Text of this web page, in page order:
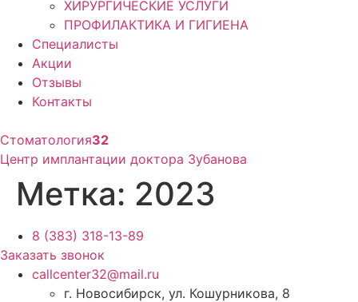
ХИРУРГИЧЕСКИЕ УСЛУГИ
ПРОФИЛАКТИКА И ГИГИЕНА
Специалисты
Акции
Отзывы
Контакты
Стоматология32
Центр имплантации доктора Зубанова
Метка: 2023
8 (383) 318-13-89
Заказать звонок
callcenter32@mail.ru
г. Новосибирск, ул. Кошурникова, 8